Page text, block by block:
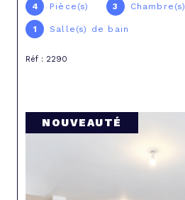
4 Pièce(s) 3 Chambre(s)
1 Salle(s) de bain
Réf : 2290
NOUVEAUTÉ